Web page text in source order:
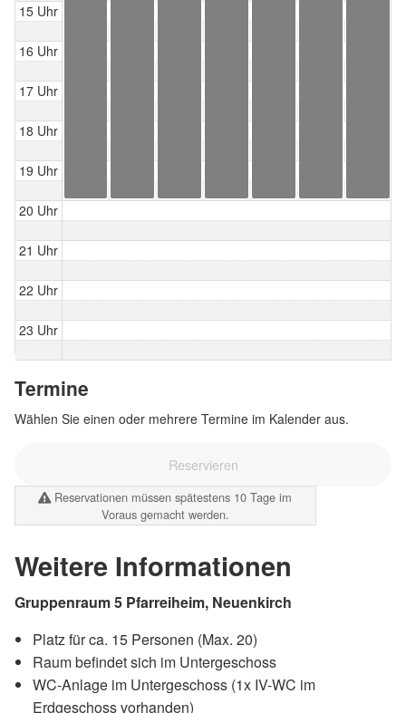
15 Uhr
16 Uhr
17 Uhr
18 Uhr
19 Uhr
20 Uhr
21 Uhr
22 Uhr
23 Uhr
Termine
Wählen Sie einen oder mehrere Termine im Kalender aus.
Reservieren
Reservationen müssen spätestens 10 Tage im
Voraus gemacht werden.
Weitere Informationen
Gruppenraum 5 Pfarreiheim, Neuenkirch
Platz für ca. 15 Personen (Max. 20)
Raum befindet sich im Untergeschoss
WC-Anlage im Untergeschoss (1x IV-WC im
Erdgeschoss vorhanden)